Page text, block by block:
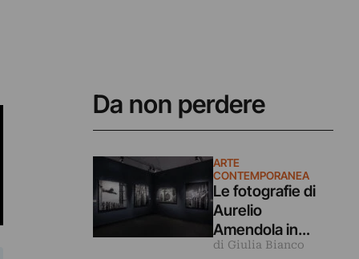
Da non perdere
ARTE
CONTEMPORANEA
Le fotografie di
Aurelio
Amendola in
dialogo coi
di Giulia Bianco